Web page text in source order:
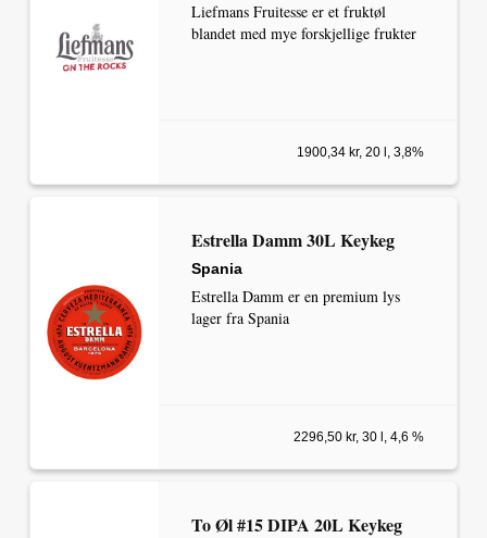
Liefmans Fruitesse er et fruktøl
blandet med mye forskjellige frukter
1900,34 kr, 20 l, 3,8%
Estrella Damm 30L Keykeg
Spania
Estrella Damm er en premium lys
lager fra Spania
2296,50 kr, 30 l, 4,6 %
To Øl #15 DIPA 20L Keykeg